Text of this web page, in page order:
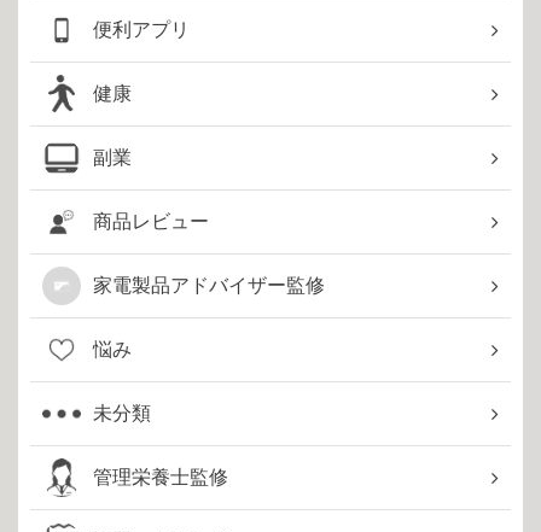
便利アプリ
健康
副業
商品レビュー
家電製品アドバイザー監修
悩み
未分類
管理栄養士監修